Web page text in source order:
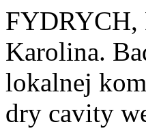
FYDRYCH,
Karolina.
lokalnej
dry cavity